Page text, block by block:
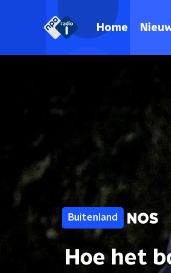
Home
Buitenland
Hoe het